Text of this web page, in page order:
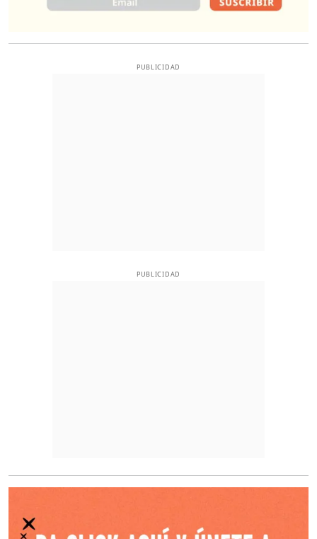
PUBLICIDAD
PUBLICIDAD